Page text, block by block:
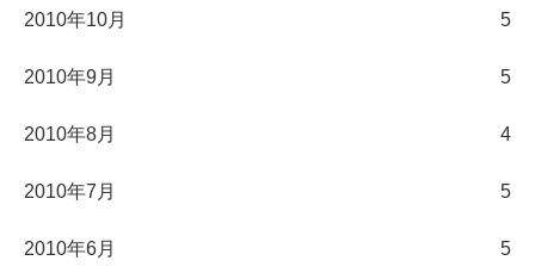
2010年10月 5
2010年9月 5
2010年8月 4
2010年7月 5
2010年6月 5